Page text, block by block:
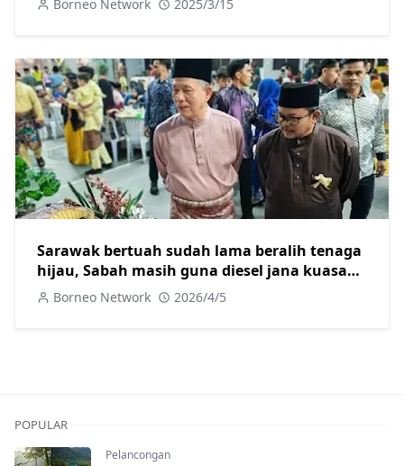
Borneo Network 2025/3/15
Sarawak bertuah sudah lama beralih tenaga
hijau, Sabah masih guna diesel jana kuasa
elektrik
Borneo Network 2026/4/5
POPULAR
Pelancongan